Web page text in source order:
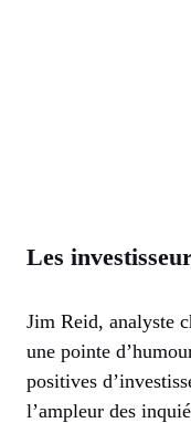
Les
Jim Reid, analyste
une pointe
positives
l’ampleur des